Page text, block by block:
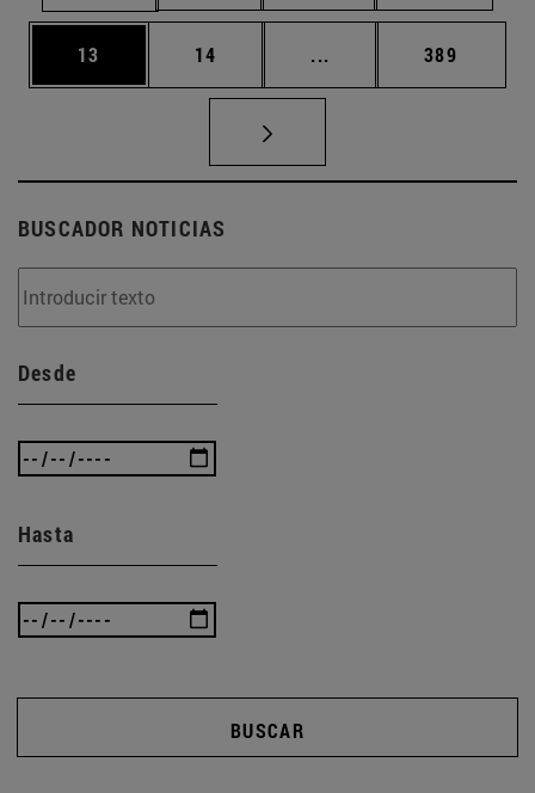
Página
13 Página
14 ... Páginas intermedias
Página
389
BUSCADOR NOTICIAS
Desde
Hasta
BUSCAR